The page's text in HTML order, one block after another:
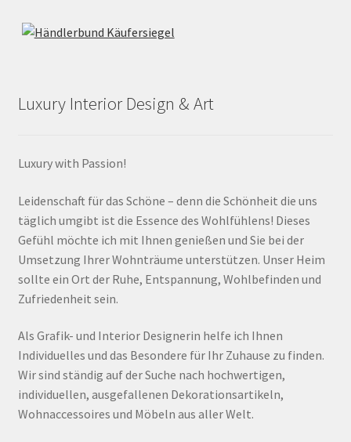
Luxury Interior Design & Art
Luxury with Passion!
Leidenschaft für das Schöne – denn die Schönheit die uns
täglich umgibt ist die Essence des Wohlfühlens! Dieses
Gefühl möchte ich mit Ihnen genießen und Sie bei der
Umsetzung Ihrer Wohnträume unterstützen. Unser Heim
sollte ein Ort der Ruhe, Entspannung, Wohlbefinden und
Zufriedenheit sein.
Als Grafik- und Interior Designerin helfe ich Ihnen
Individuelles und das Besondere für Ihr Zuhause zu finden.
Wir sind ständig auf der Suche nach hochwertigen,
individuellen, ausgefallenen Dekorationsartikeln,
Wohnaccessoires und Möbeln aus aller Welt.